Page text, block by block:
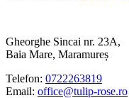
Gheorghe Sincai nr. 23A,
Baia Mare, Maramureș
Telefon: 0722263819
Email: office@tulip-rose.ro